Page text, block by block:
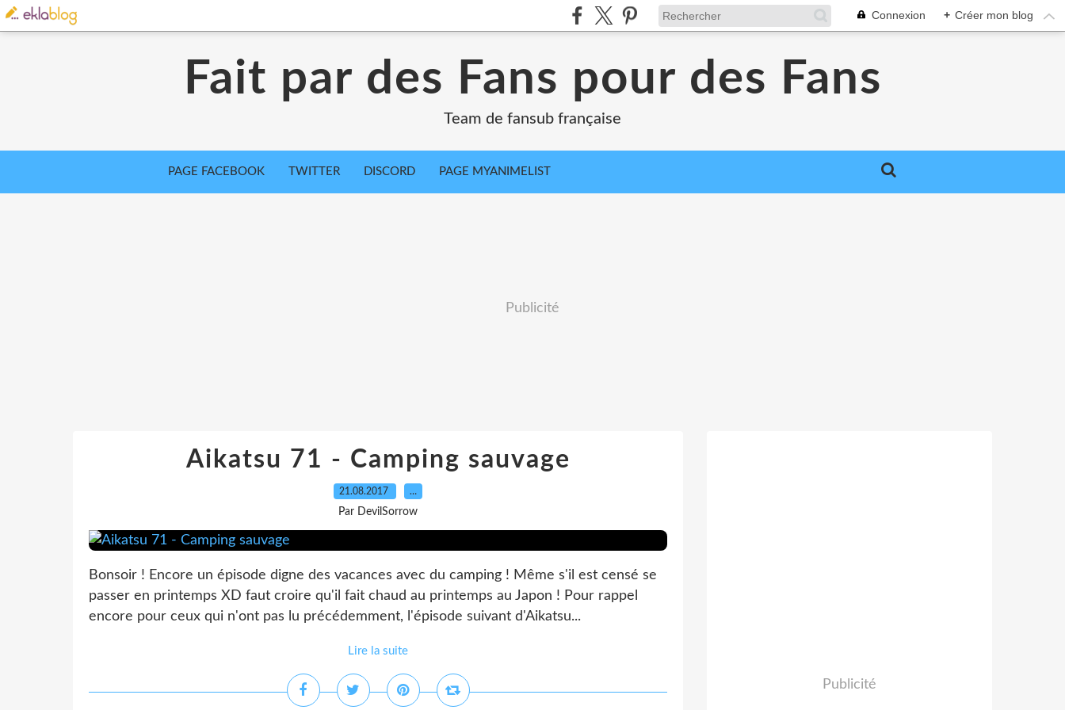
Connexion + Créer mon blog
Fait par des Fans pour des Fans
Team de fansub française
PAGE FACEBOOK TWITTER DISCORD PAGE MYANIMELIST
Publicité
Aikatsu 71 - Camping sauvage
21.08.2017 …
Par DevilSorrow
Bonsoir ! Encore un épisode digne des vacances avec du camping ! Même s'il est censé se
passer en printemps XD faut croire qu'il fait chaud au printemps au Japon ! Pour rappel
encore pour ceux qui n'ont pas lu précédemment, l'épisode suivant d'Aikatsu...
Lire la suite
Publicité